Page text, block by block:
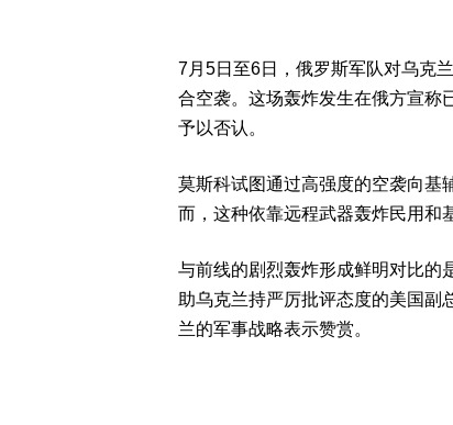
7月5日至6日，俄罗斯军队对乌克
合空袭。这场轰炸发生在俄方宣称
予以否认。
莫斯科试图通过高强度的空袭向基
而，这种依靠远程武器轰炸民用和
与前线的剧烈轰炸形成鲜明对比的
助乌克兰持严厉批评态度的美国副
兰的军事战略表示赞赏。